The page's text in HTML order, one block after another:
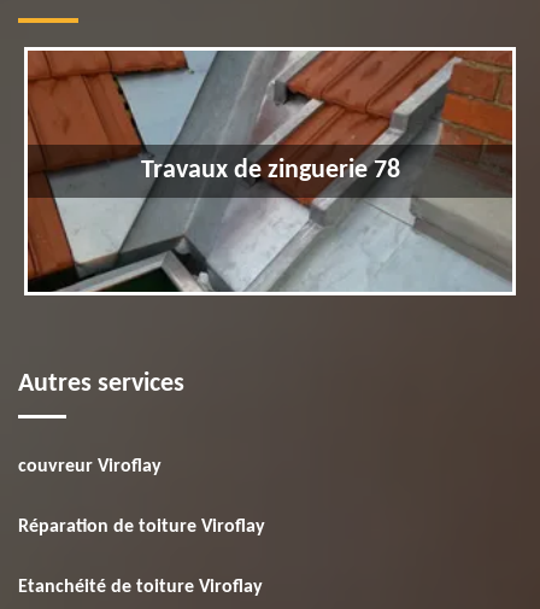
Travaux de zinguerie 78
Autres services
couvreur Viroflay
Réparation de toiture Viroflay
Etanchéité de toiture Viroflay